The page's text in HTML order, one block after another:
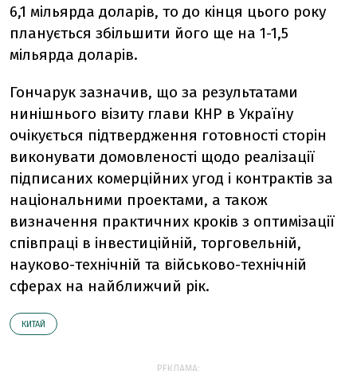
6,1 мільярда доларів, то до кінця цього року
планується збільшити його ще на 1-1,5
мільярда доларів.
Гончарук зазначив, що за результатами
нинішнього візиту глави КНР в Україну
очікується підтвердження готовності сторін
виконувати домовленості щодо реалізації
підписаних комерційних угод і контрактів за
національними проектами, а також
визначення практичних кроків з оптимізації
співпраці в інвестиційній, торговельній,
науково-технічній та військово-технічній
сферах на найближчий рік.
КИТАЙ
РЕКЛАМА: